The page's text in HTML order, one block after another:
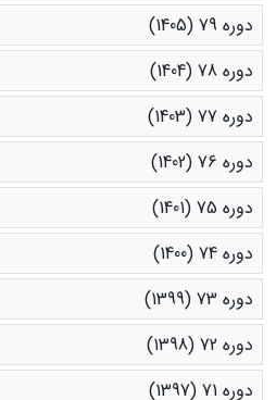
دوره 79 (1405)
دوره 78 (1404)
دوره 77 (1403)
دوره 76 (1402)
دوره 75 (1401)
دوره 74 (1400)
دوره 73 (1399)
دوره 72 (1398)
دوره 71 (1397)